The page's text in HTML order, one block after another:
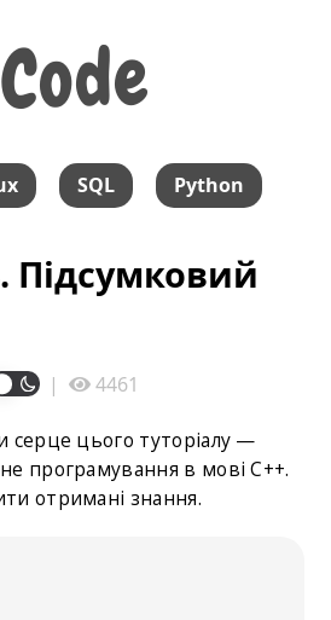
SQL Python
Підсумковий
| 4461
серце цього туторіалу —
програмування в мові C++.
отримані знання.